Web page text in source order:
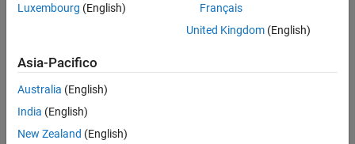
Luxembourg (English)
Français
United Kingdom(English)
Asia-Pacifico
Australia (English)
India (English)
New Zealand (English)